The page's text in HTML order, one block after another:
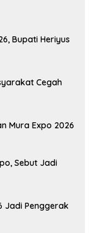
Bupati Heriyus
Cegah
Mura Expo 2026
Sebut Jadi
Jadi Penggerak